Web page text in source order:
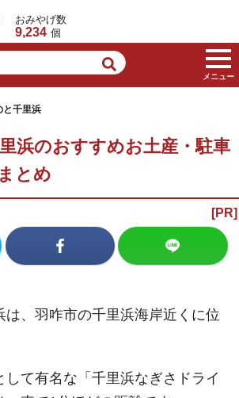
おみや
おみやげ数
9,234 個
メニュー
と千里浜
浜のおすすめお土産・駐車
とめ
は、羽咋市の千里浜海岸近くに位
して有名な「千里浜なぎさドライ